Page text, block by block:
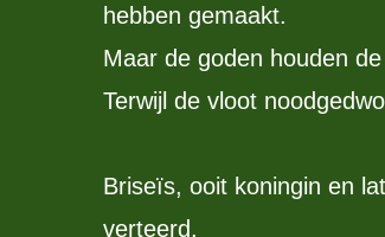
hebben gemaakt.
Maar de goden houden
Terwijl de vloot
Briseïs, ooit koningin en
verteerd.